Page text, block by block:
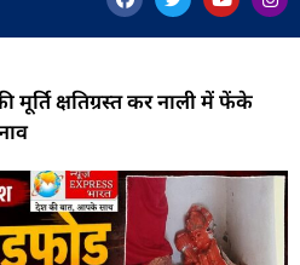
मूर्ति क्षतिग्रस्त कर नाली में फेंके